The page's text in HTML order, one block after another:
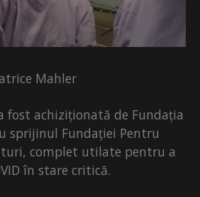
Mahler
fost achiziționată de Fundația
sprijinul Fundației Pentru
complet utilate pentru a
în stare critică.